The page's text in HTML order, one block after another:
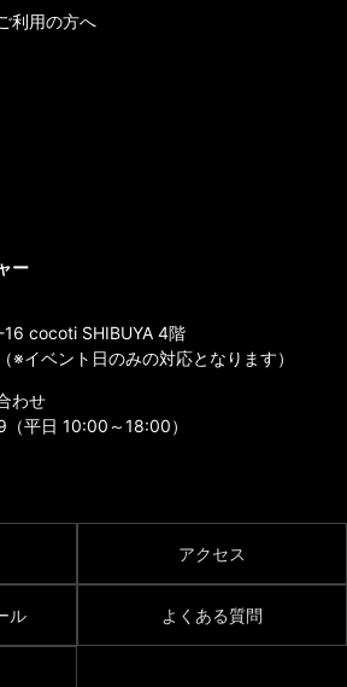
利用の方へ
ー
cocoti SHIBUYA 4階
（※イベント日のみの対応となります）
わせ
（平日 10:00～18:00）
アクセス
ル よくある質問